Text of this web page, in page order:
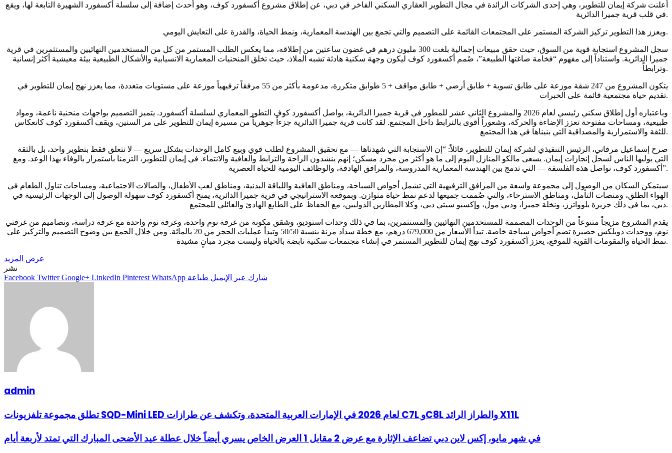
أعلنت شركة إيمان للتطوير، وهي إحدى الشركات الرائدة في مجال التطوير العقاري السكني الفاخر في دبي، عن إطلاق مشروع أكسفورد كوف، وهو أحدث إضافة إلى سلسلة أكسفورد الشهيرة التابعة لها، ويقع
في قلب قرية جميرا الدائرية.
ويعزز هذا التطوير تركيز الشركة المستمر على المجتمعات القائمة على التصميم والتي تجمع بين الهندسة المعمارية، ونمط الحياة، والقدرة على التعايش اليومي.
سجل المشروع استجابة قوية من السوق، حيث حقق مبيعات إجمالية بلغت 300 مليون درهم في غضون ساعتين من إطلاقه، مما يعكس الطلب المستمر من كل من المستخدمين النهائيين والمستثمرين في قرية
جميرا الدائرية. واستناداً إلى مفهوم “فخامة صاغتها الطبيعة”، صُمم أكسفورد كوف ليكون وجهة سكنية هادئة تشبه الملاذ، حيث تخلق المنحنيات المعمارية الانسيابية والأشكال الطبيعية بيئة معيشية أكثر إنسانية
وترابطاً.
يتكون المشروع من 247 شقة موزعة على طابق تسوية + طابق أرضي + طابق مواقف + 5 طوابق متكررة، مدعومة بأكثر من 55 مرفقاً ترفيهياً موزعة على مستويات متعددة، مما يعزز نهج إيمان للتطوير في
تقديم حياة مجتمعية قائمة على الخبرات.
وباعتباره أول إطلاق سكني رئيسي لعام 2026 والمشروع الثاني عشر للمطور في قرية جميرا الدائرية، يواصل أكسفورد كوف التطور المعماري لسلسلة أكسفورد. يتميز التصميم بواجهات منحنية ناعمة، ومواد
طبيعية، ومساحات مفتوحة تعزز الإضاءة والحركة، وشعوراً أقوى بالترابط داخل المجتمع. لقد كانت قرية جميرا الدائرية جزءاً جوهرياً من مسيرة إيمان للتطوير على مر السنين، ويقف أكسفورد كوف كانعكاس
للثقة والاستمرارية والمصداقية التي بنيناها في هذا المجتمع.
صرح إسماعيل مرفاني، الرئيس التنفيذي لشركة إيمان للتطوير، قائلاً: “إن الاستجابة التي شهدناها — مع تحقيق المشروع لطلب قوي وبيع كامل الوحدات بشكل سريع — لا تتعلق فقط بتطوير واحد، بل بالثقة
التي يوليها الناس لسجل إنجازات إيمان. يسعى مالكو المنازل اليوم إلى ما هو أكثر من مجرد مسكن؛ إنهم ينشدون الراحة والترابط والعافية والانتماء. في إيمان للتطوير، التزمنا باستمرار بالوفاء بهذا الوعد. ومع
أكسفورد كوف، نواصل هذه الفلسفة — التي تدمج بين الهندسة المعمارية المدروسة، والمرافق الهادفة، والوظائف اليومية للحياة العصرية”.
سيتمكن السكان من الوصول إلى مجموعة واسعة من المرافق الترفيهية التي تشمل أحواض السباحة، ومناطق العافية واللياقة البدنية، ومناطق لعب الأطفال، والصالات الاجتماعية، ومساحات تناول الطعام في
الهواء الطلق، ومنصات التأمل، ومناطق الاسترخاء، والتي صُممت جميعها لدعم نمط حياة متوازن. وبموقعه الاستراتيجي في قرية جميرا الدائرية، يمنح أكسفورد كوف سهولة الوصول إلى الوجهات الرئيسية في
دبي، بما في ذلك جزيرة بلوواترز، ونخلة جميرا، ودبي مول، وإكسبو سيتي دبي، وكلا المطارين الدوليين، مع الحفاظ على الطابع الهادئ والعائلي للمجتمع.
يقدم المشروع مزيجاً متنوعاً من الوحدات المصممة للمستخدمين النهائيين والمستثمرين، بما في ذلك وحدات استوديو، وشقق مكونة من غرفة نوم واحدة، وغرفة نوم واحدة مع غرفة دراسة، وتصاميم من غرفتي
نوم، ووحدات دوبلكس حصيرة تضم أحواض سباحة خاصة. تبدأ الأسعار من 679,000 درهم، مع خطة سداد مرنة بنسبة 50/50 وتبدأ عمليات الحجز من 20 بالمائة. ومن خلال الجمع بين وضوح التصميم والتركيز على
نمط الحياة والمقومات القوية للموقع، يعزز أكسفورد كوف نهج إيمان للتطوير المستمر في إنشاء مجتمعات سكنية نابضة بالحياة وليست مجرد مبانٍ مشيدة.
عرض المزيد
نشر
Facebook Twitter Google+ LinkedIn Pinterest WhatsApp شارك عبر الإيميل طباعة
admin
تطلق مجموعة تلفزيونات SQD-Mini LED لعام 2026 في الإمارات العربية المتحدة، وتكشف عن طرازات C7L وC8L والطراز الرائد X11L
في شهر مايو، إكس لاين دبي تضاعف الإثارة مع عرض 2 مقابل 1 العرض الخاص يسري أيضاً خلال عطلة عيد الأضحى المبارك التي تمتد لأربعة أيام